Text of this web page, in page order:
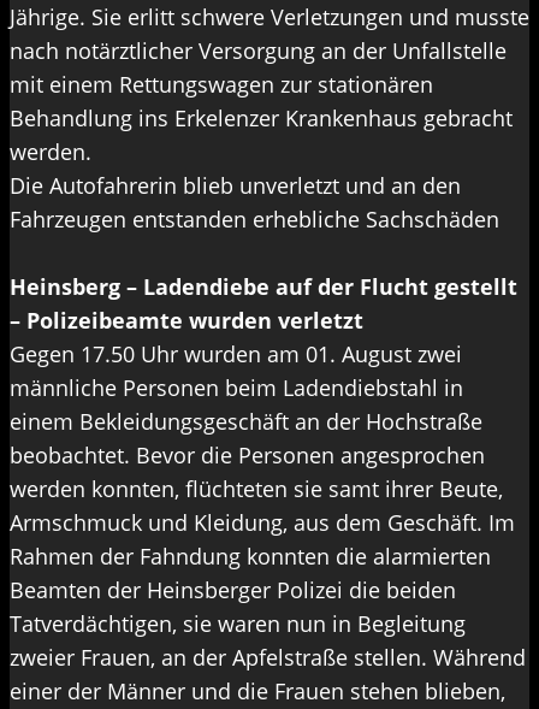
Jährige. Sie erlitt schwere Verletzungen und musste
nach notärztlicher Versorgung an der Unfallstelle
mit einem Rettungswagen zur stationären
Behandlung ins Erkelenzer Krankenhaus gebracht
werden.
Die Autofahrerin blieb unverletzt und an den
Fahrzeugen entstanden erhebliche Sachschäden
Heinsberg – Ladendiebe auf der Flucht gestellt
– Polizeibeamte wurden verletzt
Gegen 17.50 Uhr wurden am 01. August zwei
männliche Personen beim Ladendiebstahl in
einem Bekleidungsgeschäft an der Hochstraße
beobachtet. Bevor die Personen angesprochen
werden konnten, flüchteten sie samt ihrer Beute,
Armschmuck und Kleidung, aus dem Geschäft. Im
Rahmen der Fahndung konnten die alarmierten
Beamten der Heinsberger Polizei die beiden
Tatverdächtigen, sie waren nun in Begleitung
zweier Frauen, an der Apfelstraße stellen. Während
einer der Männer und die Frauen stehen blieben,